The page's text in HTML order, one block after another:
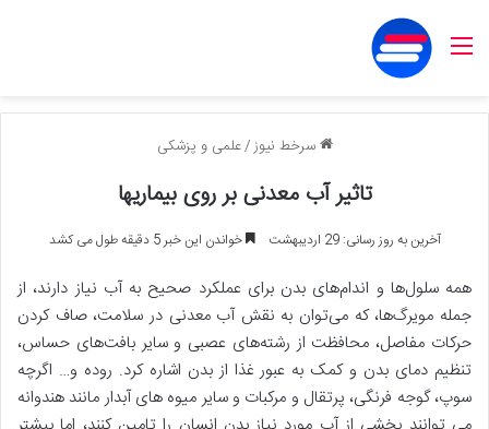
منو
سرخط نیوز/علمی و پزشکی
تاثیر آب معدنی بر روی بیماریها
آخرین به روز رسانی: 29 اردیبهشت خواندن این خبر 5 دقیقه طول می کشد
همه سلول‌ها و اندام‌های بدن برای عملکرد صحیح به آب نیاز دارند، از
جمله مویرگ‌ها، که می‌توان به نقش آب معدنی در سلامت، صاف کردن
حرکات مفاصل، محافظت از رشته‌های عصبی و سایر بافت‌های حساس،
تنظیم دمای بدن و کمک به عبور غذا از بدن اشاره کرد. روده و… اگرچه
سوپ، گوجه فرنگی، پرتقال و مرکبات و سایر میوه های آبدار مانند هندوانه